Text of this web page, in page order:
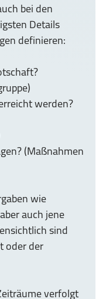
bei den
Details
definieren:
werden?
(Maßnahmen
wie
auch jene
sind
oder der
verfolgt